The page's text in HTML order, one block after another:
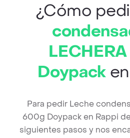
¿Cómo
Doypacken
Para pedir Leche
600g Doypack en Rappi
siguientes pasos y nos